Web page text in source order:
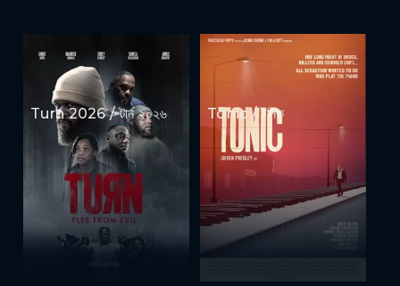
Turn 2026 / টার্ন ২০২৬ Tonic / টনিক